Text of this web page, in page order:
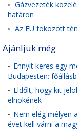
• Gázvezeték
határon
• Az EU fokozott
Ajánljuk még
• Ennyit keres egy
Budapesten:
• Eldőlt, hogy kit
elnökének
• Nem elég mélyen
évet kell várni a